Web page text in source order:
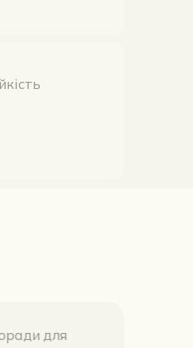
поради для